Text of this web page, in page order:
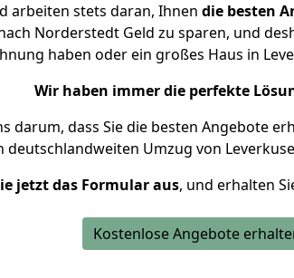
arbeiten stets daran, Ihnen die besten
Norderstedt Geld zu sparen, und
haben oder ein großes Haus in
Wir haben immer die perfekte
darum, dass Sie die besten Angebote
deutschlandweiten Umzug von
jetzt das Formular aus, und erhalten
Kostenlose Angebote